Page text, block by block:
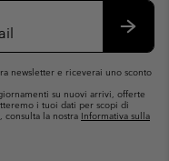
newsletter e riceverai uno sconto
su nuovi arrivi, offerte
i tuoi dati per scopi di
la nostra Informativa sulla